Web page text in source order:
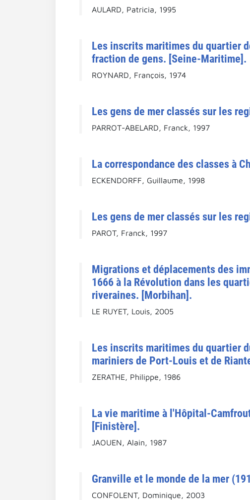
AULARD, Patricia, 1995
Les inscrits maritimes du quartier
fraction de gens. [Seine-Maritime].
ROYNARD, François, 1974
Les gens de mer classés sur les
PARROT-ABELARD, Franck, 1997
La correspondance des classes à
ECKENDORFF, Guillaume, 1998
Les gens de mer classés sur les
PAROT, Franck, 1997
Migrations et déplacements des
1666 à la Révolution dans les
riveraines. [Morbihan].
LE RUYET, Louis, 2005
Les inscrits maritimes du quartier
mariniers de Port-Louis et de
ZERATHE, Philippe, 1986
La vie maritime à l'Hôpital-
[Finistère].
JAOUEN, Alain, 1987
Granville et le monde de la mer
CONFOLENT, Dominique, 2003